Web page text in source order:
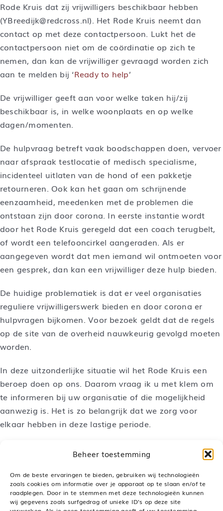
Beheer toestemming
Om de beste ervaringen te bieden, gebruiken wij technologieën
zoals cookies om informatie over je apparaat op te slaan en/of te
raadplegen. Door in te stemmen met deze technologieën kunnen
wij gegevens zoals surfgedrag of unieke ID's op deze site
Rode Kruis dat zij vrijwilligers beschikbaar hebben
(YBreedijk@redcross.nl). Het Rode Kruis neemt dan
contact op met deze contactpersoon. Lukt het de
contactpersoon niet om de coördinatie op zich te
nemen, dan kan de vrijwilliger gevraagd worden zich
aan te melden bij ‘Ready to help’
De vrijwilliger geeft aan voor welke taken hij/zij
beschikbaar is, in welke woonplaats en op welke
dagen/momenten.
De hulpvraag betreft vaak boodschappen doen, vervoer
naar afspraak testlocatie of medisch specialisme,
incidenteel uitlaten van de hond of een pakketje
retourneren. Ook kan het gaan om schrijnende
eenzaamheid, meedenken met de problemen die
ontstaan zijn door corona. In eerste instantie wordt
door het Rode Kruis geregeld dat een coach terugbelt,
of wordt een telefooncirkel aangeraden. Als er
aangegeven wordt dat men iemand wil ontmoeten voor
een gesprek, dan kan een vrijwilliger deze hulp bieden.
De huidige problematiek is dat er veel organisaties
reguliere vrijwilligerswerk bieden en door corona er
hulpvragen bijkomen. Voor bezoek geldt dat de regels
op de site van de overheid nauwkeurig gevolgd moeten
worden.
In deze uitzonderlijke situatie wil het Rode Kruis een
beroep doen op ons. Daarom vraag ik u met klem om
te informeren bij uw organisatie of die mogelijkheid
aanwezig is. Het is zo belangrijk dat we zorg voor
elkaar hebben in deze lastige periode.
Deel dit bericht, kies je platform!